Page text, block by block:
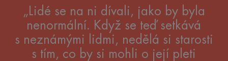
„Lidé se na ni dívali, jako by byla
nenormální. Když se teď setkává
s neznámými lidmi, nedělá si starosti
s tím, co by si mohli o její pleti